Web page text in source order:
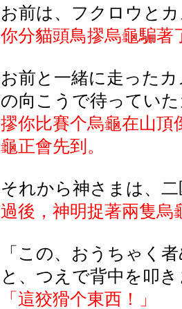
お前は、フクロウと
你分貓頭鳥摎烏龜騙著
お前と一緒に走った
の向こうで待ってい
摎你比賽个烏龜在山頂
龜正會先到。
それから神さまは、
過後，神明捉著兩隻烏
「この、おうちゃく
と、つえで背中を叩
「這狡猾个東西！」